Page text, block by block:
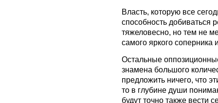
Власть, которую все
способность добиваться
тяжеловесно, но тем не
самого яркого соперника
Остальные
знамена большого
предложить ничего, что
то в глубине души
будут точно также вести